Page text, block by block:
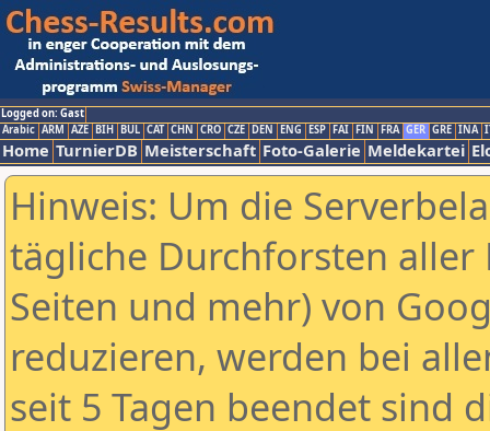
Logged on: Gast
Arabic ARM AZE BIH BUL CAT CHN CRO CZE DEN ENG ESP FAI FIN FRA GER GRE INA
Home TurnierDB Meisterschaft Foto-Galerie Meldekartei
Hinweis: Um die
tägliche Durchforsten aller
Seiten und mehr) von
reduzieren, werden bei
seit 5 Tagen beendet sind